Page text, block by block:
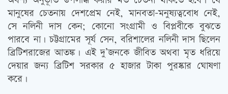
মানুষের চেতনায় দেশপ্রেম নেই, মানবতা-মনুষ্যত্ববোধ নেই,
সে নলিনী দাস কেন; কোনো সংগ্রামী ও বিপ্লবীকে বুঝতে
পারবে না। চট্টগ্রামের সূর্য সেন, বরিশালের নলিনী দাস ছিলেন
ব্রিটিশরাজের আতঙ্ক। এই দু’জনকে জীবিত অথবা মৃত ধরিয়ে
দেয়ার জন্য ব্রিটিশ সরকার ৫ হাজার টাকা পুরষ্কার ঘোষণা
করে।